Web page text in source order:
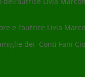
e l’autrice Livia
dei Conti Fani